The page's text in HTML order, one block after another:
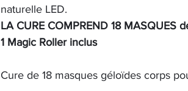
naturelle LED.
LA CURE COMPREND 18 MASQUES
1 Magic Roller inclus
Cure de 18 masques géloïdes corps